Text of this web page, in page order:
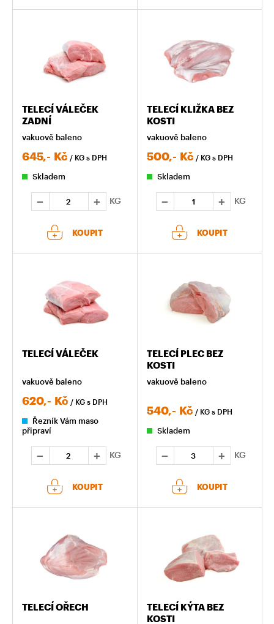
TELECÍ VÁLEČEK
ZADNÍ
vakuově baleno
645,- Kč / KG s DPH
Skladem
KG
KOUPIT
TELECÍ KLIŽKA BEZ
KOSTI
vakuově baleno
500,- Kč / KG s DPH
Skladem
KG
KOUPIT
TELECÍ VÁLEČEK
vakuově baleno
620,- Kč / KG s DPH
Řezník Vám maso
připraví
KG
KOUPIT
TELECÍ PLEC BEZ
KOSTI
vakuově baleno
540,- Kč / KG s DPH
Skladem
KG
KOUPIT
TELECÍ OŘECH
TELECÍ KÝTA BEZ
KOSTI